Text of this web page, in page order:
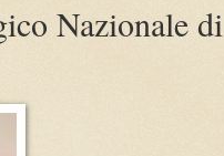
Nazionale di